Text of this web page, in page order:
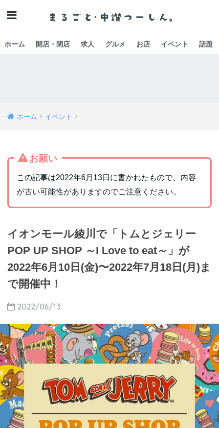
ホーム 開店・閉店 求人 グルメ お店 イベント 話題
ホーム イベント
お願い
この記事は2022年6月13日に書かれたもので、内容
が古い可能性がありますのでご注意ください。
イオンモール綾川で「トムとジェリー
POP UP SHOP ～I Love to eat～」が
2022年6月10日(金)〜2022年7月18日(月)ま
で開催中！
2022/06/13